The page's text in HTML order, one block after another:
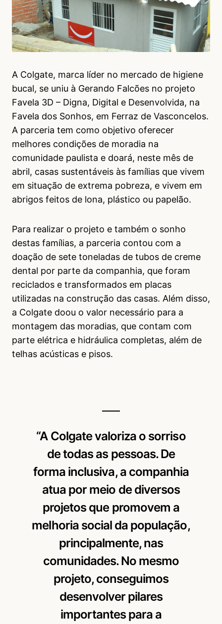
A Colgate, marca líder no mercado de higiene
bucal, se uniu à Gerando Falcões no projeto
Favela 3D – Digna, Digital e Desenvolvida, na
Favela dos Sonhos, em Ferraz de Vasconcelos.
A parceria tem como objetivo oferecer
melhores condições de moradia na
comunidade paulista e doará, neste mês de
abril, casas sustentáveis às famílias que vivem
em situação de extrema pobreza, e vivem em
abrigos feitos de lona, plástico ou papelão.
Para realizar o projeto e também o sonho
destas famílias, a parceria contou com a
doação de sete toneladas de tubos de creme
dental por parte da companhia, que foram
reciclados e transformados em placas
utilizadas na construção das casas. Além disso,
a Colgate doou o valor necessário para a
montagem das moradias, que contam com
parte elétrica e hidráulica completas, além de
telhas acústicas e pisos.
“A Colgate valoriza o sorriso
de todas as pessoas. De
forma inclusiva, a companhia
atua por meio de diversos
projetos que promovem a
melhoria social da população,
principalmente, nas
comunidades. No mesmo
projeto, conseguimos
desenvolver pilares
importantes para a